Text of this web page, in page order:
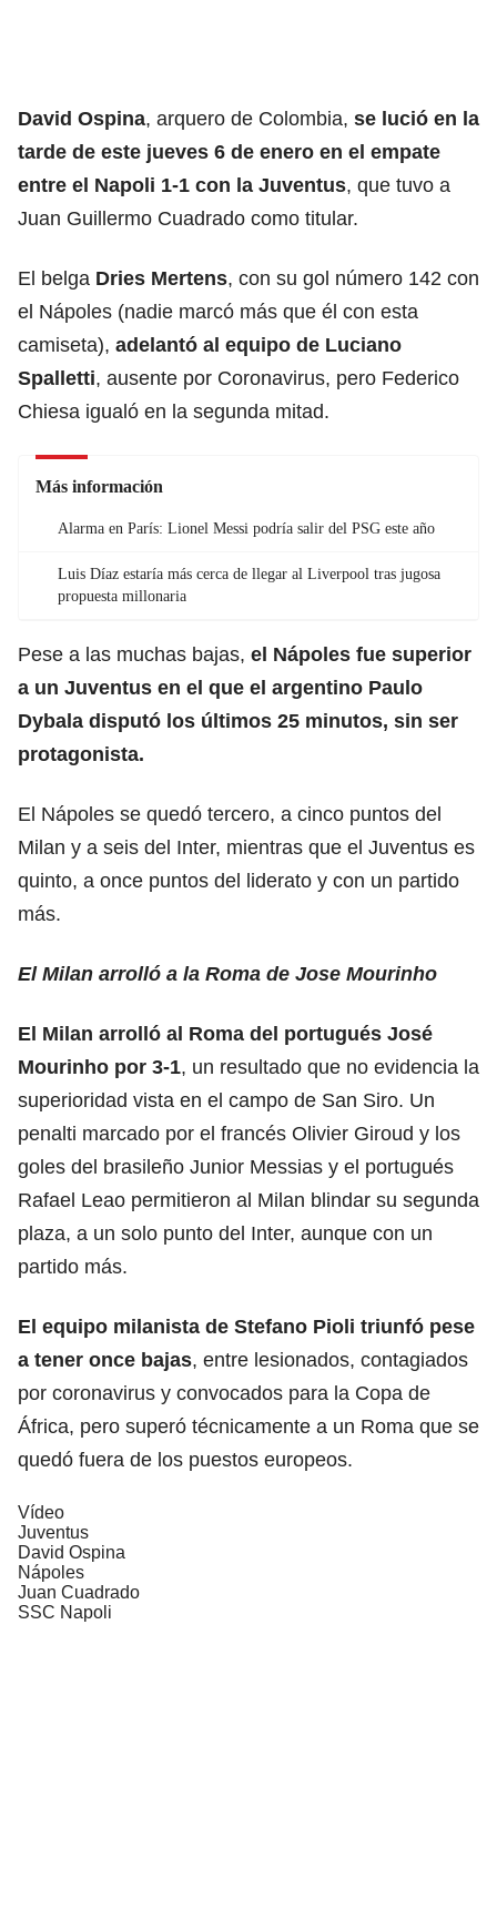
David Ospina, arquero de Colombia, se lució en la
tarde de este jueves 6 de enero en el empate
entre el Napoli 1-1 con la Juventus, que tuvo a
Juan Guillermo Cuadrado como titular.
El belga Dries Mertens, con su gol número 142 con
el Nápoles (nadie marcó más que él con esta
camiseta), adelantó al equipo de Luciano
Spalletti, ausente por Coronavirus, pero Federico
Chiesa igualó en la segunda mitad.
Más información
Alarma en París: Lionel Messi podría salir del PSG este año
Luis Díaz estaría más cerca de llegar al Liverpool tras jugosa
propuesta millonaria
Pese a las muchas bajas, el Nápoles fue superior
a un Juventus en el que el argentino Paulo
Dybala disputó los últimos 25 minutos, sin ser
protagonista.
El Nápoles se quedó tercero, a cinco puntos del
Milan y a seis del Inter, mientras que el Juventus es
quinto, a once puntos del liderato y con un partido
más.
El Milan arrolló a la Roma de Jose Mourinho
El Milan arrolló al Roma del portugués José
Mourinho por 3-1, un resultado que no evidencia la
superioridad vista en el campo de San Siro. Un
penalti marcado por el francés Olivier Giroud y los
goles del brasileño Junior Messias y el portugués
Rafael Leao permitieron al Milan blindar su segunda
plaza, a un solo punto del Inter, aunque con un
partido más.
El equipo milanista de Stefano Pioli triunfó pese
a tener once bajas, entre lesionados, contagiados
por coronavirus y convocados para la Copa de
África, pero superó técnicamente a un Roma que se
quedó fuera de los puestos europeos.
Vídeo
Juventus
David Ospina
Nápoles
Juan Cuadrado
SSC Napoli